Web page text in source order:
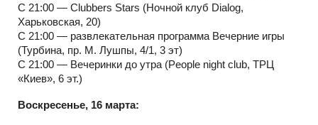
С 21:00 — Clubbers Stars (Ночной клуб Dialog,
Харьковская, 20)
С 21:00 — развлекательная программа Вечерние игры
(Турбина, пр. М. Лушпы, 4/1, 3 эт)
С 21:00 — Вечеринки до утра (People night club, ТРЦ
«Киев», 6 эт.)
Воскресенье, 16 марта: